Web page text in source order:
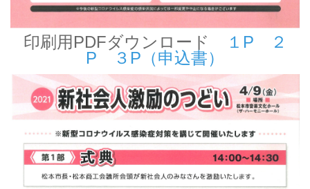
印刷用PDFダウンロード １P
２
P
３P（申込書）